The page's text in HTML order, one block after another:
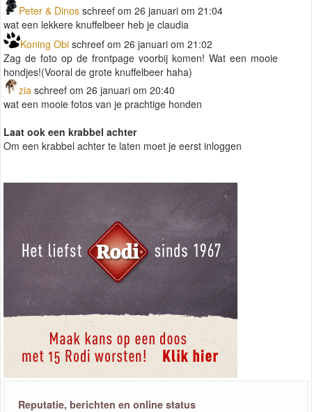
Peter & Dinos schreef om 26 januari om 21:04
wat een lekkere knuffelbeer heb je claudia
Koning Obi schreef om 26 januari om 21:02
Zag de foto op de frontpage voorbij komen! Wat een mooie
hondjes!(Vooral de grote knuffelbeer haha)
zia schreef om 26 januari om 20:40
wat een mooie fotos van je prachtige honden
Laat ook een krabbel achter
Om een krabbel achter te laten moet je eerst inloggen
Reputatie, berichten en online status